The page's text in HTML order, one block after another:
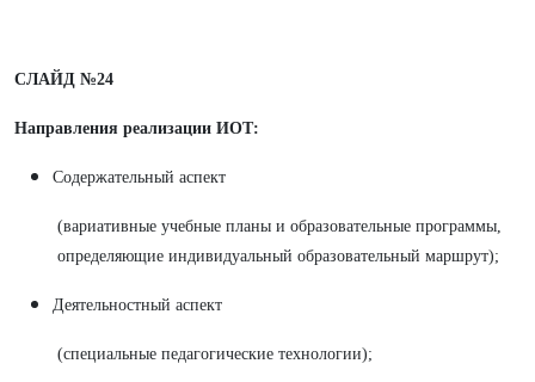
СЛАЙД №24
Направления реализации ИОТ:
Содержательный аспект
(вариативные учебные планы и образовательные программы,
определяющие индивидуальный образовательный маршрут);
Деятельностный аспект
(специальные педагогические технологии);